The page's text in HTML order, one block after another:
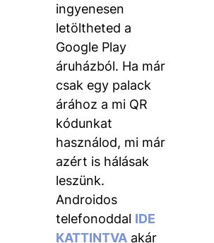
ingyenesen
letöltheted a
Google Play
áruházból. Ha már
csak egy palack
árához a mi QR
kódunkat
használod, mi már
azért is hálásak
leszünk.
Androidos
telefonoddal IDE
KATTINTVA akár